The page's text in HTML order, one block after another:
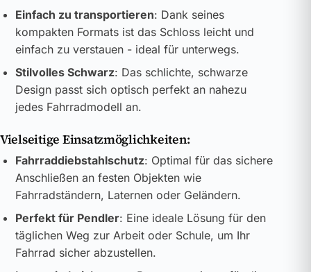
Einfach zu transportieren: Dank seines
kompakten Formats ist das Schloss leicht und
einfach zu verstauen - ideal für unterwegs.
Stilvolles Schwarz: Das schlichte, schwarze
Design passt sich optisch perfekt an nahezu
jedes Fahrradmodell an.
Vielseitige Einsatzmöglichkeiten:
Fahrraddiebstahlschutz: Optimal für das sichere
Anschließen an festen Objekten wie
Fahrradständern, Laternen oder Geländern.
Perfekt für Pendler: Eine ideale Lösung für den
täglichen Weg zur Arbeit oder Schule, um Ihr
Fahrrad sicher abzustellen.